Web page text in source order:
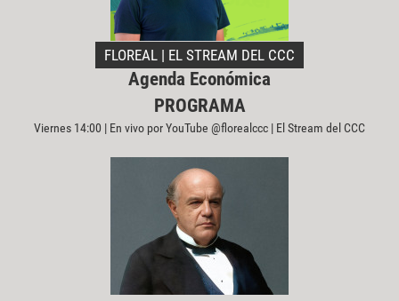
FLOREAL | EL STREAM DEL CCC
Agenda Económica
PROGRAMA
Viernes 14:00 | En vivo por YouTube @florealccc | El Stream del CCC